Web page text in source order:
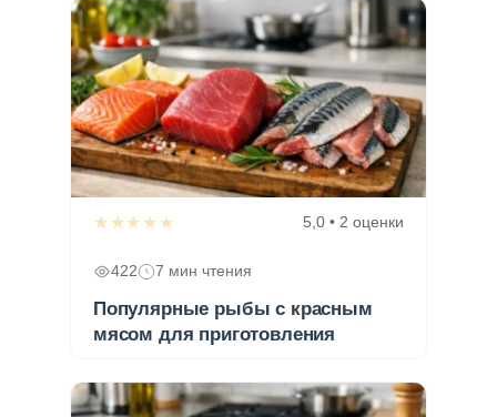
★★★★★ 5,0 • 2 оценки
422 7 мин чтения
Популярные рыбы с красным
мясом для приготовления